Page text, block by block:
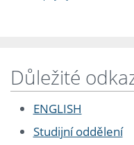
Důležité
ENGLISH
Studijní oddělení